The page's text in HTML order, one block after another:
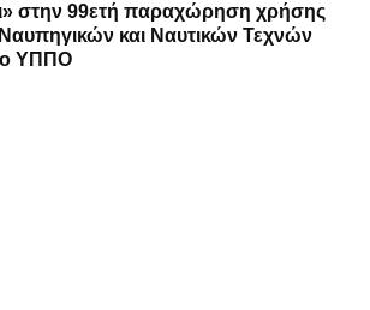
στην 99ετή παραχώρηση χρήσης
και Ναυτικών Τεχνών
ΥΠΠΟ